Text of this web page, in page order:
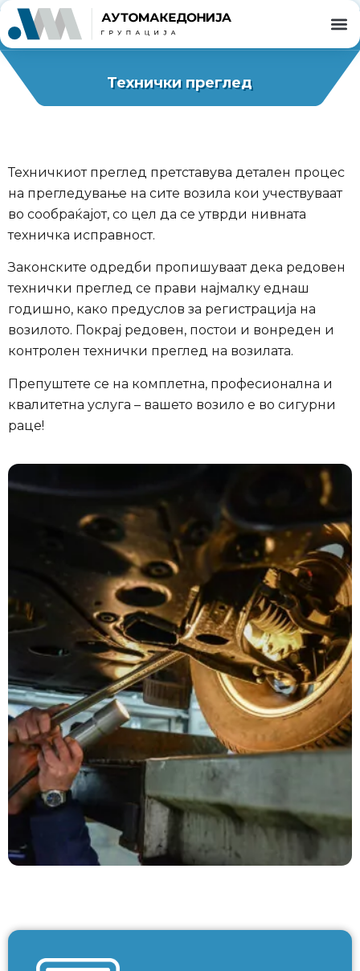
Технички преглед
Техничкиот преглед претставува детален процес
на прегледување на сите возила кои учествуваат
во сообраќајот, со цел да се утврди нивната
техничка исправност.
Законските одредби пропишуваат дека редовен
технички преглед се прави најмалку еднаш
годишно, како предуслов за регистрација на
возилото. Покрај редовен, постои и вонреден и
контролен технички преглед на возилата.
Препуштете се на комплетна, професионална и
квалитетна услуга – вашето возило е во сигурни
раце!